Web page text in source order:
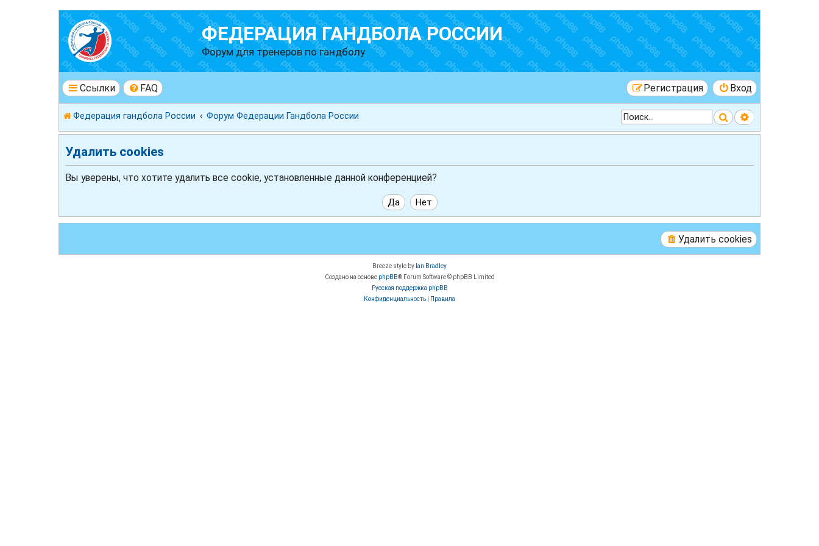
ФЕДЕРАЦИЯ ГАНДБОЛА РОССИИ
Форум для тренеров по гандболу
Ссылки FAQ Вход
Регистрация
Федерация гандбола России Форум Федерации Гандбола России ПоискРасширенный
Удалить cookies
Вы уверены, что хотите удалить все cookie, установленные данной конференцией?
Удалить cookies
Breeze style by Ian Bradley
Создано на основе phpBB® Forum Software © phpBB Limited
Русская поддержка phpBB
Конфиденциальность
Правила